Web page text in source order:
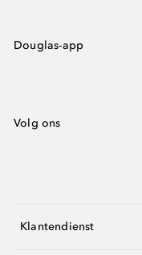
Douglas-app
Volg ons
Klantendienst